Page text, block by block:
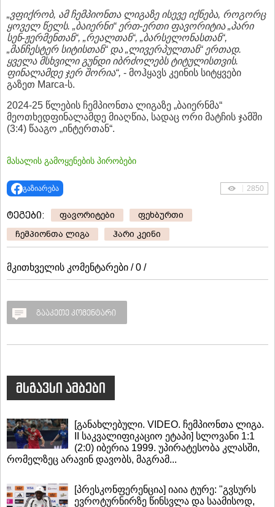
„ვფიქრობ, ამ ჩემპიონთა ლიგაზე ისევე იქნება, როგორც
ყოველ წელს. „ბაიერნი“ ერთ-ერთი ფავორიტია „პარი
სენ-ჟერმენთან“, „რეალთან“, „ბარსელონასთან“,
„მანჩესტერ სიტისთან“ და „ლივერპულთან“ ერთად.
ყველა მსხვილი გუნდი იბრძოლებს ტიტულისთვის.
ფინალამდე ჯერ შორია“, - მოჰყავს კეინის სიტყვები
გაზეთ Marca-ს.
2024-25 წლების ჩემპიონთა ლიგაზე „ბაიერნმა“
მეოთხედფინალამდე მიაღწია, სადაც ორი მატჩის ჯამში
(3:4) წააგო „ინტერთან“.
მასალის გამოყენების პირობები
გაზიარება 2850
ტეგები: ფავორიტები
ფეხბურთი
ჩემპიონთა ლიგა
ჰარი კეინი
მკითხველის კომენტარები / 0 /
გააკეთე კომენტარი
მსგავსი ამბები
[განახლებული. VIDEO. ჩემპიონთა ლიგა.
II საკვალიფიკაციო ეტაპი] სლოვანი 1:1
(2:0) იბერია 1999. უპირატესობა კლასში,
რომელზეც არავინ დავობს, მაგრამ...
[პრესკონფერენცია] იაია ტურე: "გვსურს
ევროტურნირზე წინსვლა და საამისოდ,